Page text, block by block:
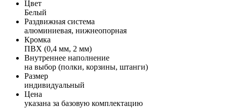
Цвет
Белый
Раздвижная система
алюминиевая, нижнеопорная
Кромка
ПВХ (0,4 мм, 2 мм)
Внутреннее наполнение
на выбор (полки, корзины, штанги)
Размер
индивидуальный
Цена
указана за базовую комплектацию